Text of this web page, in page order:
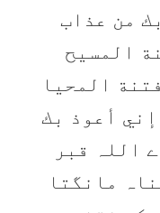
من عذاب
المسيح
المحيا
أعوذ بك
اللہ قبر
مانگتا